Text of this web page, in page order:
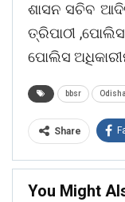
ଶାସନ ସଚିବ
ତ୍ରିପାଠୀ ,ପୋଲିସ
ପୋଲିସ
bbsr Odisha
Share
You Might